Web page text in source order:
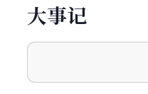
大事记